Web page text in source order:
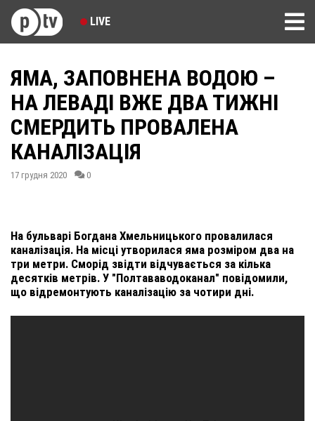
LIVE
ЯМА, ЗАПОВНЕНА ВОДОЮ –
НА ЛЕВАДІ ВЖЕ ДВА ТИЖНІ
СМЕРДИТЬ ПРОВАЛЕНА
КАНАЛІЗАЦІЯ
17 грудня 2020 0
На бульварі Богдана Хмельницького провалилася
каналізація. На місці утворилася яма розміром два на
три метри. Сморід звідти відчувається за кілька
десятків метрів. У "Полтававодоканал" повідомили,
що відремонтують каналізацію за чотири дні.